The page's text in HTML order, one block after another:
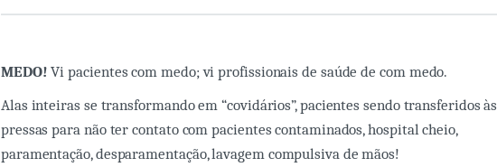
MEDO! Vi pacientes com medo; vi profissionais de saúde de com medo.
Alas inteiras se transformando em “covidários”, pacientes sendo transferidos às
pressas para não ter contato com pacientes contaminados, hospital cheio,
paramentação, desparamentação, lavagem compulsiva de mãos!